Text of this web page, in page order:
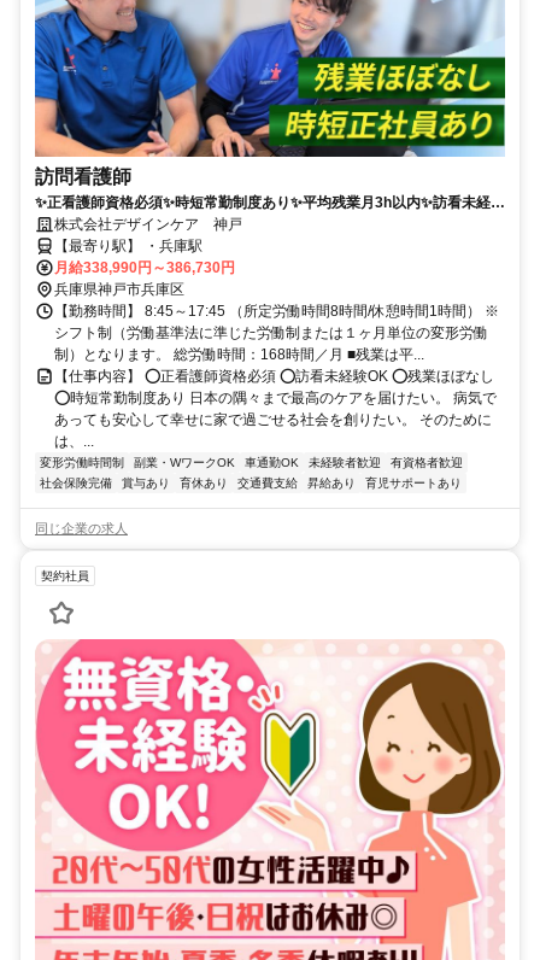
訪問看護師
✨正看護師資格必須✨時短常勤制度あり✨平均残業月3h以内✨訪看未経験
OK✅JR兵庫駅より徒歩3分
株式会社デザインケア 神戸
【最寄り駅】 ・兵庫駅
月給338,990円～386,730円
兵庫県神戸市兵庫区
【勤務時間】 8:45～17:45 （所定労働時間8時間/休憩時間1時間） ※
シフト制（労働基準法に準じた労働制または１ヶ月単位の変形労働
制）となります。 総労働時間：168時間／月 ■残業は平...
【仕事内容】 ⭕正看護師資格必須 ⭕訪看未経験OK ⭕残業ほぼなし
⭕時短常勤制度あり 日本の隅々まで最高のケアを届けたい。 病気で
あっても安心して幸せに家で過ごせる社会を創りたい。 そのために
は、...
変形労働時間制 副業・WワークOK 車通勤OK 未経験者歓迎
有資格者歓迎
社会保険完備
賞与あり 育休あり 交通費支給 昇給あり 育児サポートあり
同じ企業の求人
契約社員